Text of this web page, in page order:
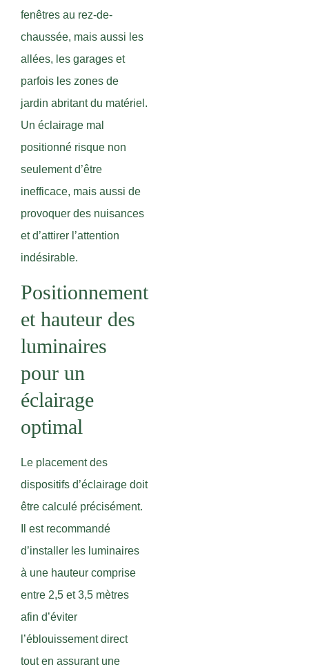
fenêtres au rez-de-
chaussée, mais aussi les
allées, les garages et
parfois les zones de
jardin abritant du matériel.
Un éclairage mal
positionné risque non
seulement d’être
inefficace, mais aussi de
provoquer des nuisances
et d’attirer l’attention
indésirable.
Positionnement
et hauteur des
luminaires
pour un
éclairage
optimal
Le placement des
dispositifs d’éclairage doit
être calculé précisément.
Il est recommandé
d’installer les luminaires
à une hauteur comprise
entre 2,5 et 3,5 mètres
afin d’éviter
l’éblouissement direct
tout en assurant une